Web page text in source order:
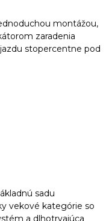
montážou,
zaradenia
stopercentne pod
sadu
vekové kategórie so
a dlhotrvajúca